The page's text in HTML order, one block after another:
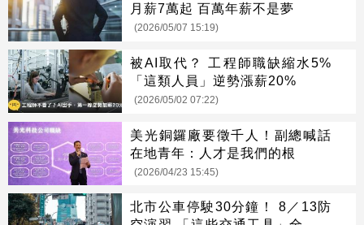
月薪7萬起 百萬年薪不是夢
(2026/05/07 15:19)
被AI取代？ 工程師職缺縮水5%
「這類人員」逆勢漲薪20%
(2026/05/02 07:22)
美光銅鑼廠要徵千人！副總喊話
在地青年：人才是我們的根
(2026/04/23 15:45)
北市公車停駛30分鐘！ 8／13防